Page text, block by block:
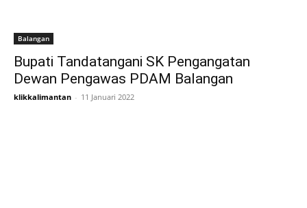
Balangan
Bupati Tandatangani SK Pengangatan
Dewan Pengawas PDAM Balangan
klikkalimantan - 11 Januari 2022